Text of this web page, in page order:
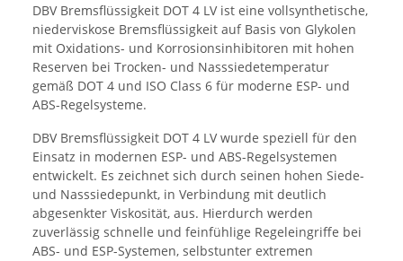
DBV Bremsflüssigkeit DOT 4 LV ist eine vollsynthetische,
niederviskose Bremsflüssigkeit auf Basis von Glykolen
mit Oxidations- und Korrosionsinhibitoren mit hohen
Reserven bei Trocken- und Nasssiedetemperatur
gemäß DOT 4 und ISO Class 6 für moderne ESP- und
ABS-Regelsysteme.
DBV Bremsflüssigkeit DOT 4 LV wurde speziell für den
Einsatz in modernen ESP- und ABS-Regelsystemen
entwickelt. Es zeichnet sich durch seinen hohen Siede-
und Nasssiedepunkt, in Verbindung mit deutlich
abgesenkter Viskosität, aus. Hierdurch werden
zuverlässig schnelle und feinfühlige Regeleingriffe bei
ABS- und ESP-Systemen, selbstunter extremen